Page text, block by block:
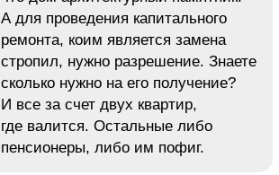
А для проведения капитального
ремонта, коим является замена
стропил, нужно разрешение. Знаете
сколько нужно на его получение?
И все за счет двух квартир,
где валится. Остальные либо
пенсионеры, либо им пофиг.